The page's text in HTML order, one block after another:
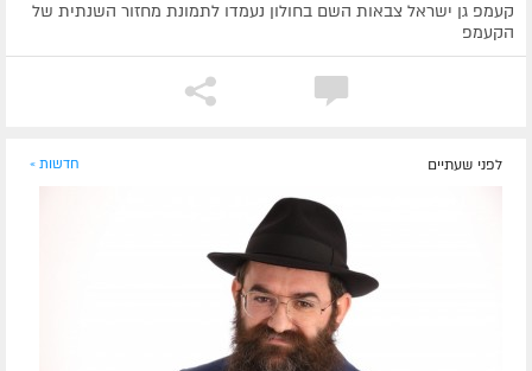
קעמפ גן ישראל צבאות השם בחולון נעמדו לתמונת מחזור השנתית של
הקעמפ
לפני שעתיים חדשות »